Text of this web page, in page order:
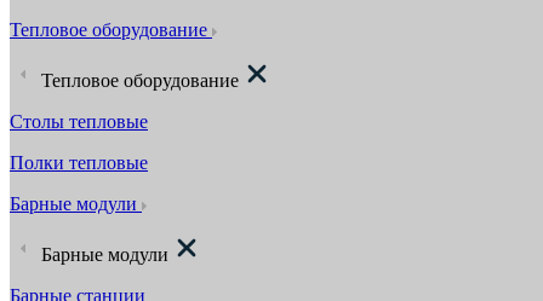
Тепловое оборудование
Тепловое оборудование
Столы тепловые
Полки тепловые
Барные модули
Барные модули
Барные станции